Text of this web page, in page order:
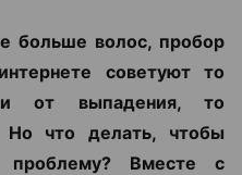
больше волос, пробор
советуют то
от выпадения, то
Но что делать, чтобы
проблему? Вместе с